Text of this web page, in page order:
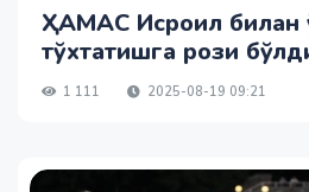
ҲАМАС Исроил билан
тўхтатишга рози
1 111 2025-08-19 09:21